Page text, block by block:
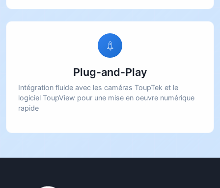
Plug-and-Play
Intégration fluide avec les caméras ToupTek et le
logiciel ToupView pour une mise en oeuvre numérique
rapide